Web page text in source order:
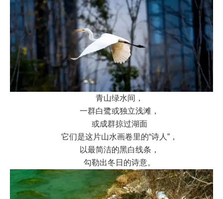
青山绿水间，
一群白鹭或独立浅滩，
或成群掠过湖面
它们是这片山水画卷里的“诗人”，
以最简洁的黑白线条，
勾勒出冬日的诗意。